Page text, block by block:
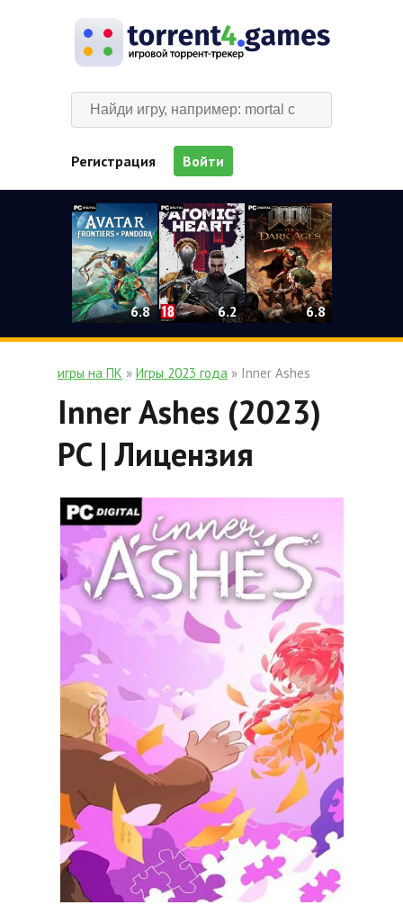
Регистрация Войти
6.8 6.2 6.8
игры на ПК » Игры 2023 года » Inner Ashes
Inner Ashes (2023)
PC | Лицензия